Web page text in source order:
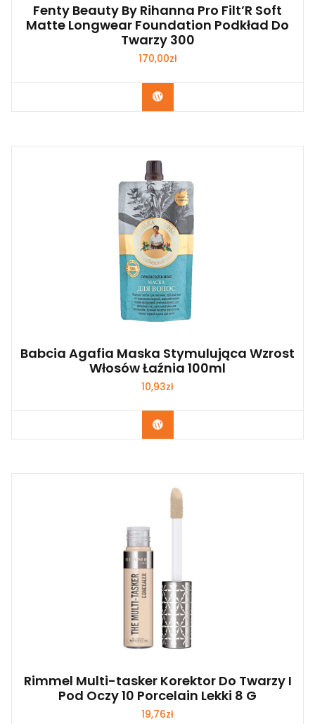
Fenty Beauty By Rihanna Pro Filt’R Soft
Matte Longwear Foundation Podkład Do
Twarzy 300
170,00zł
Zobacz
Babcia Agafia Maska Stymulująca Wzrost
Włosów Łaźnia 100ml
10,93zł
Zobacz
Rimmel Multi-tasker Korektor Do Twarzy I
Pod Oczy 10 Porcelain Lekki 8 G
19,76zł